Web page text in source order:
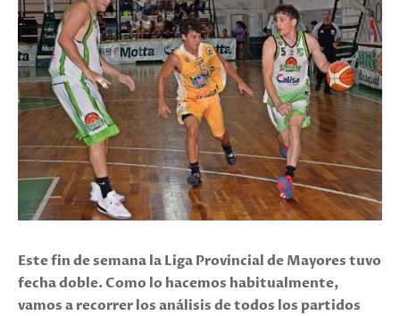
Este fin de semana la Liga Provincial de Mayores tuvo
fecha doble. Como lo hacemos habitualmente,
vamos a recorrer los análisis de todos los partidos